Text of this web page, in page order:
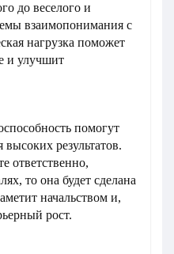
до веселого и
взаимопонимания с
нагрузка поможет
и улучшит
помогут
результатов.
ответственно,
то она будет сделана
начальством и,
рост.